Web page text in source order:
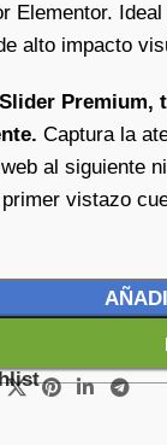
Elementor.
alto impacto
Premium,
Captura la
al siguiente
primer vistazo